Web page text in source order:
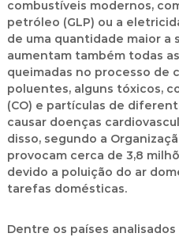
combustíveis modernos,
petróleo (GLP) ou a
de uma quantidade maior a
aumentam também todas
queimadas no processo de
poluentes, alguns tóxicos,
(CO) e partículas de
causar doenças
disso, segundo a
provocam cerca de 3,8
devido a poluição do ar
tarefas domésticas.
Dentre os países analisados